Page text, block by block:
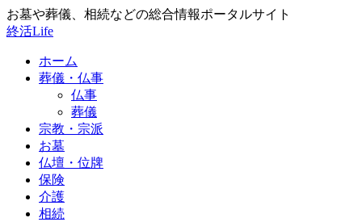
お墓や葬儀、相続などの総合情報ポータルサイト
終活Life
ホーム
葬儀・仏事
仏事
葬儀
宗教・宗派
お墓
仏壇・位牌
保険
介護
相続